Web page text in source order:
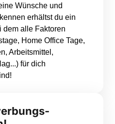
Wünsche und
erhältst du ein
dem alle Faktoren
Home Office Tage,
Arbeitsmittel,
für dich